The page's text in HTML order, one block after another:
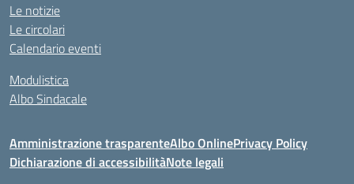
Le notizie
Le circolari
Calendario eventi
Modulistica
Albo Sindacale
Amministrazione trasparenteAlbo OnlinePrivacy Policy
Dichiarazione di accessibilitàNote legali